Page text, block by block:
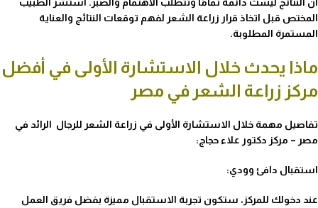
المختص قبل اتخاذ قرار زراعة الشعر لفهم توقعات النتائج والعناية
المستمرة المطلوبة.
ماذا يحدث خلال الاستشارة الأولى في أفضل
مركز زراعة الشعر في مصر
تفاصيل مهمة خلال الاستشارة الأولى في زراعة الشعر للرجال الرائد في
مصر – مركز دكتور علاء حجاج:
استقبال دافئ وودي:
عند دخولك للمركز، ستكون تجربة الاستقبال مميزة بفضل فريق العمل